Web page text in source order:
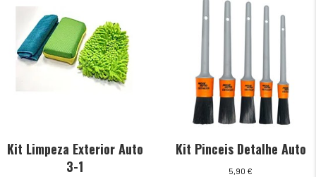
Kit Limpeza Exterior Auto
3-1
Kit Pinceis Detalhe Auto
5,90 €